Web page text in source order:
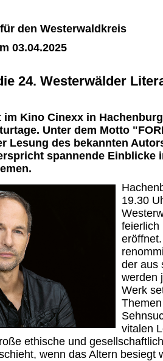
den Westerwaldkreis
03.04.2025
24. Westerwälder
Kino Cinexx in
Unter dem Motto
Lesung des bekannten
spannende Einblicke
19.30
feierlich
der aus
werden
Werk
vitalen
ethische und
wenn das Altern besiegt